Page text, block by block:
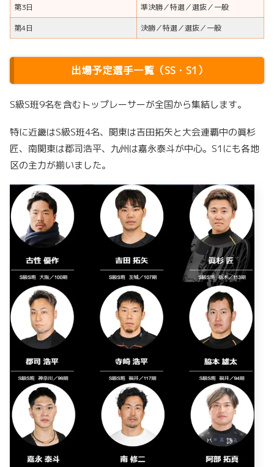
第3日
準決勝／特選／選抜／一般
第4日
決勝／特選／選抜／一般
出場予定選手一覧（SS・S1）
S級S班9名を含むトップレーサーが全国から集結します。
特に近畿はS級S班4名、関東は吉田拓矢と大会連覇中の眞杉
匠、南関東は郡司浩平、九州は嘉永泰斗が中心。S1にも各地
区の主力が揃いました。